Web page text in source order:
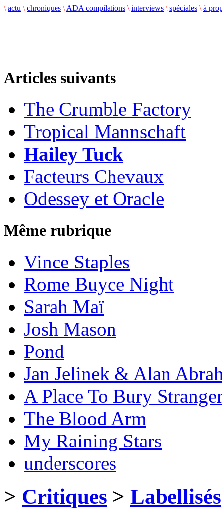
\ actu \ chroniques \ ADA compilations \ interviews \ spéciales \ à
Articles suivants
The Crumble Factory
Tropical Mannschaft
Hailey Tuck
Facteurs Chevaux
Odessey et Oracle
Même rubrique
Vince Staples
Rome Buyce Night
Sarah Maï
Josh Mason
Pond
Jan Jelinek & Alan
A Place To Bury
The Blood Arm
My Raining Stars
underscores
> Critiques > Labellisés